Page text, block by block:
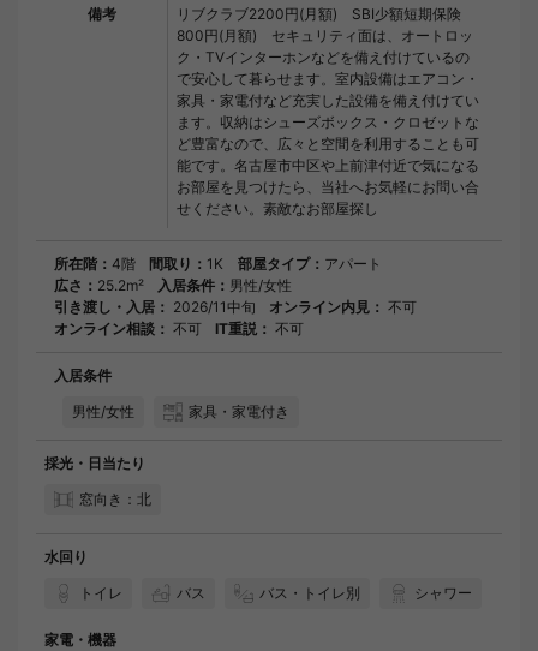
備考
リブクラブ2200円(月額) SBI少額短期保険
800円(月額) セキュリティ面は、オートロッ
ク・TVインターホンなどを備え付けているの
で安心して暮らせます。室内設備はエアコン・
家具・家電付など充実した設備を備え付けてい
ます。収納はシューズボックス・クロゼットな
ど豊富なので、広々と空間を利用することも可
能です。名古屋市中区や上前津付近で気になる
お部屋を見つけたら、当社へお気軽にお問い合
せください。素敵なお部屋探し
所在階： 4階 間取り： 1K 部屋タイプ： アパート
広さ： 25.2m² 入居条件： 男性/女性
引き渡し・入居： 2026/11中旬 オンライン内見： 不可
オンライン相談： 不可 IT重説： 不可
入居条件
男性/女性
家具・家電付き
採光・日当たり
窓向き：北
水回り
トイレ
バス バス・トイレ別 シャワー
家電・機器